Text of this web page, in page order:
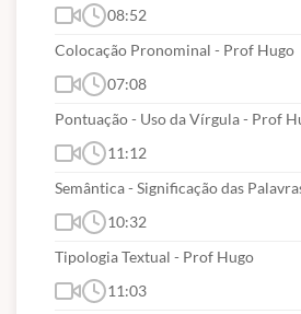
08:52
Colocação Pronominal - Prof Hugo
07:08
Pontuação - Uso da Vírgula - Prof
11:12
Semântica - Significação das
10:32
Tipologia Textual - Prof Hugo
11:03